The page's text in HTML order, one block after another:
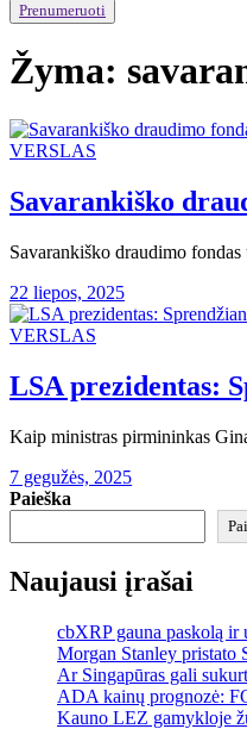
Prenumeruoti
Žyma:
VERSLAS
Savarankiško
Savarankiško draudimo
22 liepos, 2025
VERSLAS
LSA prezidentas:
Kaip ministras pirmininkas
7 gegužės, 2025
Paieška
Naujausi įrašai
cbXRP gauna paskolą ir
Morgan Stanley pristato
Ar Singapūras gali
ADA kainų prognozė:
Kauno LEZ gamykloje